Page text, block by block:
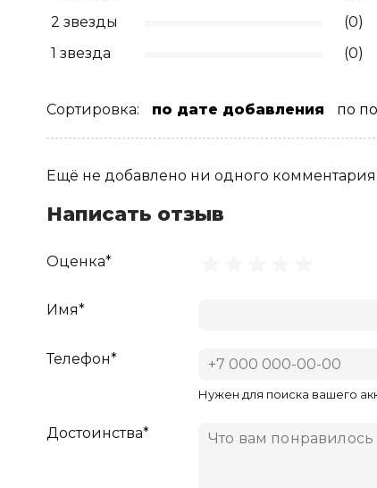
2 звезды
(0)
1 звезда
(0)
Сортировка: по дате добавления по
Ещё не добавлено ни одного комментария
Написать отзыв
Оценка*
Имя*
Телефон*
Нужен для поиска вашего
Достоинства*